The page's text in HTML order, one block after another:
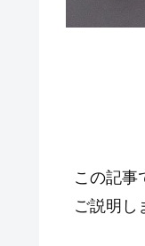
この記事
ご説明し